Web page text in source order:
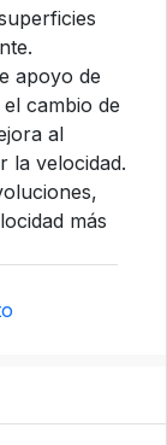
apoyo de
cambio de
al
la velocidad.
más